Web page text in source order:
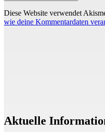
Diese Website verwendet
wie deine Kommentardaten
Aktuelle